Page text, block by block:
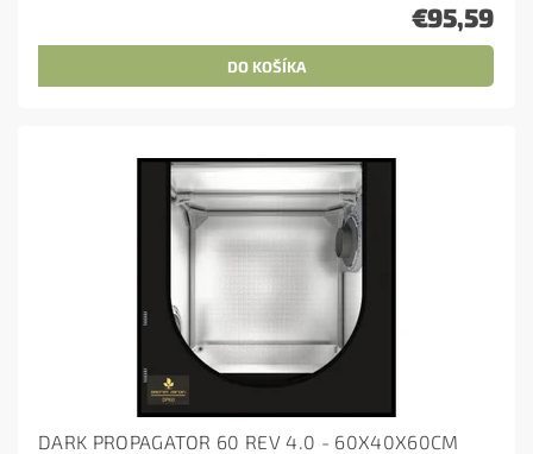
€95,59
DARK PROPAGATOR 60 REV 4.0 - 60X40X60CM